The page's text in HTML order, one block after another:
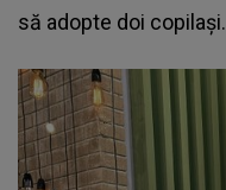
să adopte doi copilași.